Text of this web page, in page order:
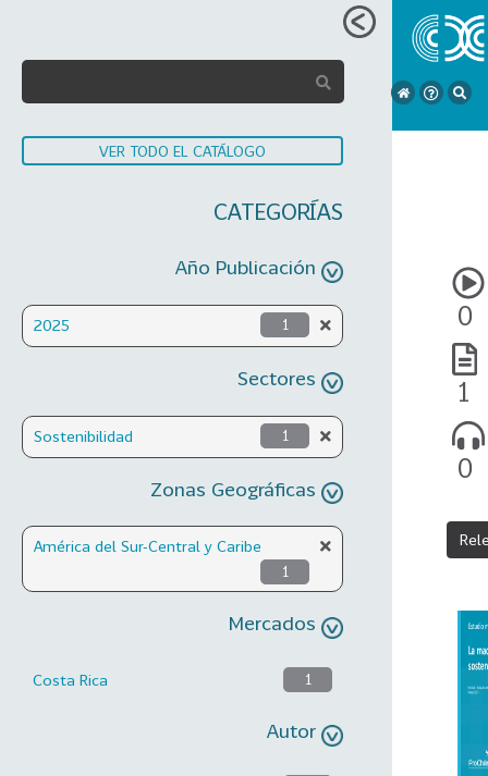
VER TODO EL CATÁLOGO
CATEGORÍAS
Año Publicación
2025 1
Sectores
Sostenibilidad 1
Zonas Geográficas
América del Sur-Central y Caribe
1
Mercados
Costa Rica 1
Autor
0
1
0